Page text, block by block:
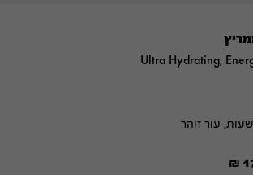
Ultra Hydrating,
₪